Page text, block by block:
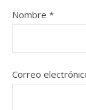
Nombre *
Correo